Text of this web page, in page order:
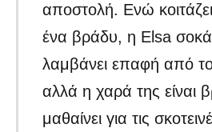
αποστολή. Ενώ
ένα βράδυ, η Elsa
λαμβάνει επαφή από
αλλά η χαρά της είναι
μαθαίνει για τις